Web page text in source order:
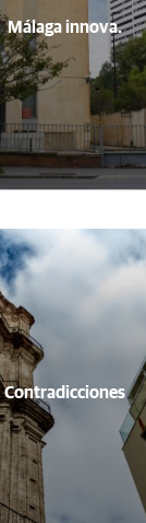
Málaga innova.
Contradicciones